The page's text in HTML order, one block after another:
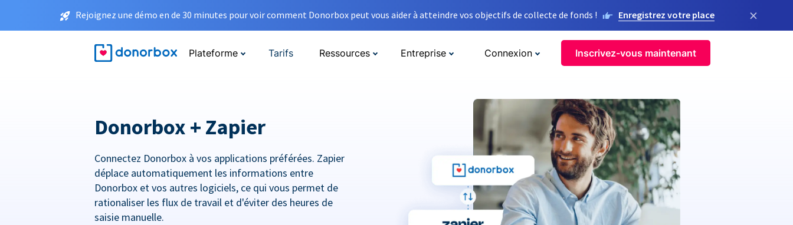
Rejoignez une démo en de 30 minutes pour voir comment Donorbox peut vous aider à atteindre vos objectifs de collecte de fonds ! Enregistrez votre place ×
Plateforme Tarifs Ressources Entreprise Connexion Inscrivez-vous maintenant
Donorbox + Zapier
Connectez Donorbox à vos applications préférées. Zapier
déplace automatiquement les informations entre
Donorbox et vos autres logiciels, ce qui vous permet de
rationaliser les flux de travail et d'éviter des heures de
saisie manuelle.